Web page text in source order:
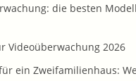
die besten
Videoüberwachung 2026
ein Zweifamilienhaus: